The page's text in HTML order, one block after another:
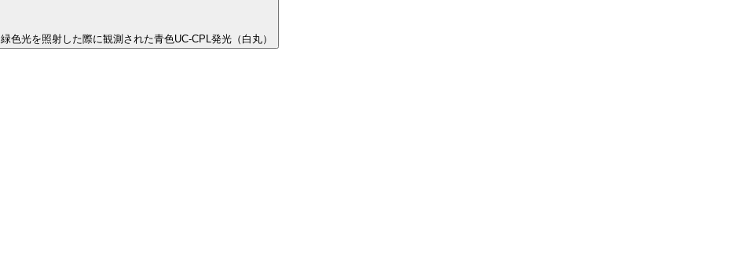
緑色光を照射した際に観測された青色UC-CPL発光（白丸）